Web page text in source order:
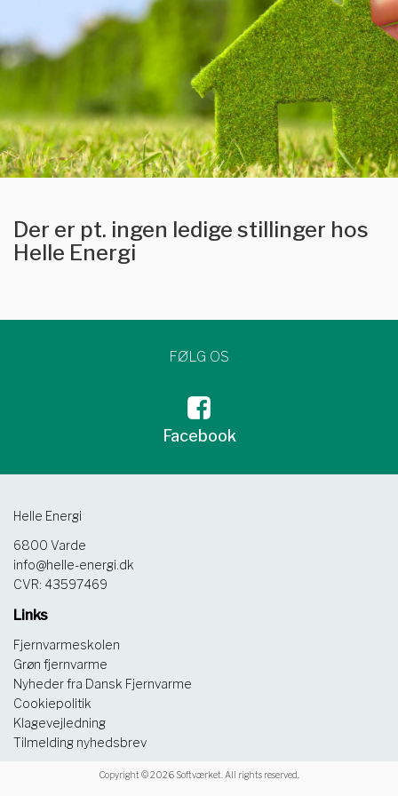
Der er pt. ingen ledige stillinger hos
Helle Energi
FØLG OS
Facebook
Helle Energi
6800 Varde
info@helle-energi.dk
CVR: 43597469
Links
Fjernvarmeskolen
Grøn fjernvarme
Nyheder fra Dansk Fjernvarme
Cookiepolitik
Klagevejledning
Tilmelding nyhedsbrev
Copyright © 2026 Softværket. All rights reserved.